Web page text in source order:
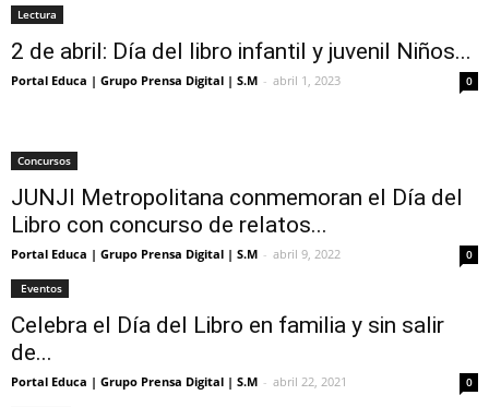
Lectura
2 de abril: Día del libro infantil y juvenil Niños...
Portal Educa | Grupo Prensa Digital | S.M - abril 1, 2023 0
Concursos
JUNJI Metropolitana conmemoran el Día del
Libro con concurso de relatos...
Portal Educa | Grupo Prensa Digital | S.M - abril 9, 2022 0
Eventos
Celebra el Día del Libro en familia y sin salir
de...
Portal Educa | Grupo Prensa Digital | S.M - abril 22, 2021 0